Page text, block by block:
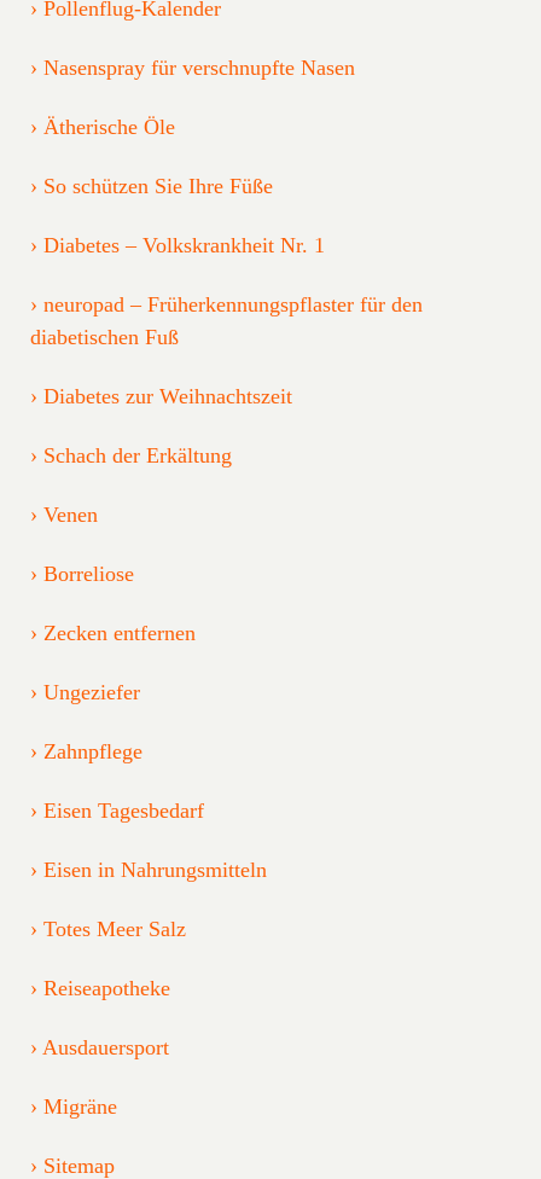
Pollenflug-Kalender
Nasenspray für verschnupfte Nasen
Ätherische Öle
So schützen Sie Ihre Füße
Diabetes – Volkskrankheit Nr. 1
neuropad – Früherkennungspflaster für den
diabetischen Fuß
Diabetes zur Weihnachtszeit
Schach der Erkältung
Venen
Borreliose
Zecken entfernen
Ungeziefer
Zahnpflege
Eisen Tagesbedarf
Eisen in Nahrungsmitteln
Totes Meer Salz
Reiseapotheke
Ausdauersport
Migräne
Sitemap